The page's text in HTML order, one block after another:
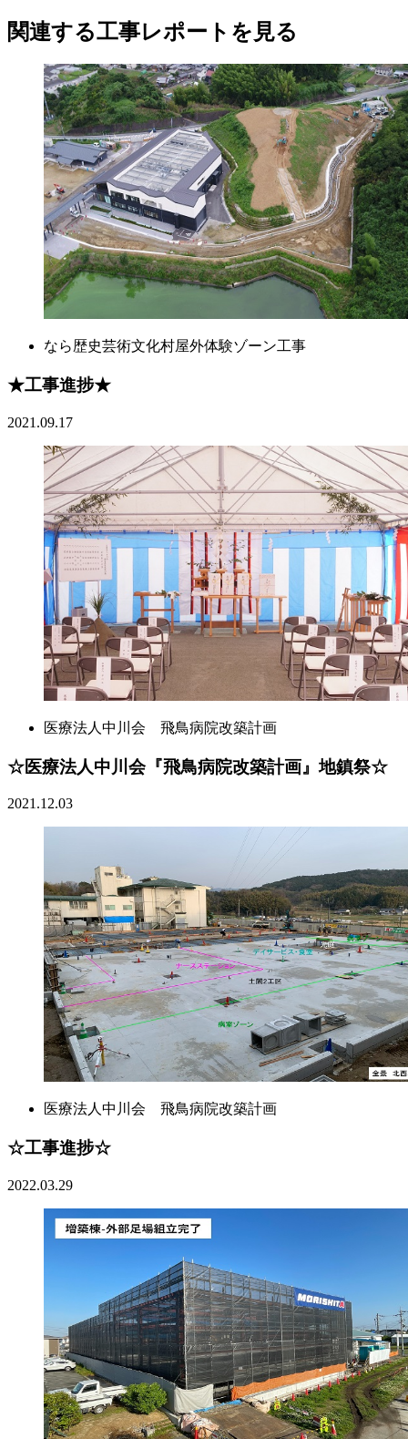
関連する​工事レポートを​見る​
なら歴史芸術文化村屋外体験ゾーン工事
★工事進捗★
2021.09.17
医療法人中川会 飛鳥病院改築計画
☆医療法人中川会『飛鳥病院改築計画』地鎮祭☆
2021.12.03
医療法人中川会 飛鳥病院改築計画
☆工事進捗☆
2022.03.29